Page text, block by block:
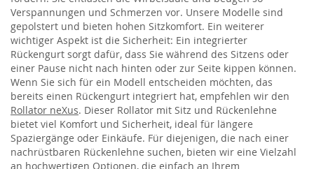
Verspannungen und Schmerzen vor. Unsere Modelle sind
gepolstert und bieten hohen Sitzkomfort. Ein weiterer
wichtiger Aspekt ist die Sicherheit: Ein integrierter
Rückengurt sorgt dafür, dass Sie während des Sitzens oder
einer Pause nicht nach hinten oder zur Seite kippen können.
Wenn Sie sich für ein Modell entscheiden möchten, das
bereits einen Rückengurt integriert hat, empfehlen wir den
Rollator neXus. Dieser Rollator mit Sitz und Rückenlehne
bietet viel Komfort und Sicherheit, ideal für längere
Spaziergänge oder Einkäufe. Für diejenigen, die nach einer
nachrüstbaren Rückenlehne suchen, bieten wir eine Vielzahl
an hochwertigen Optionen, die einfach an Ihrem